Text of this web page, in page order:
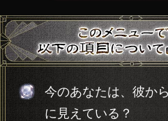
今のあなたは、彼か
に見えている？